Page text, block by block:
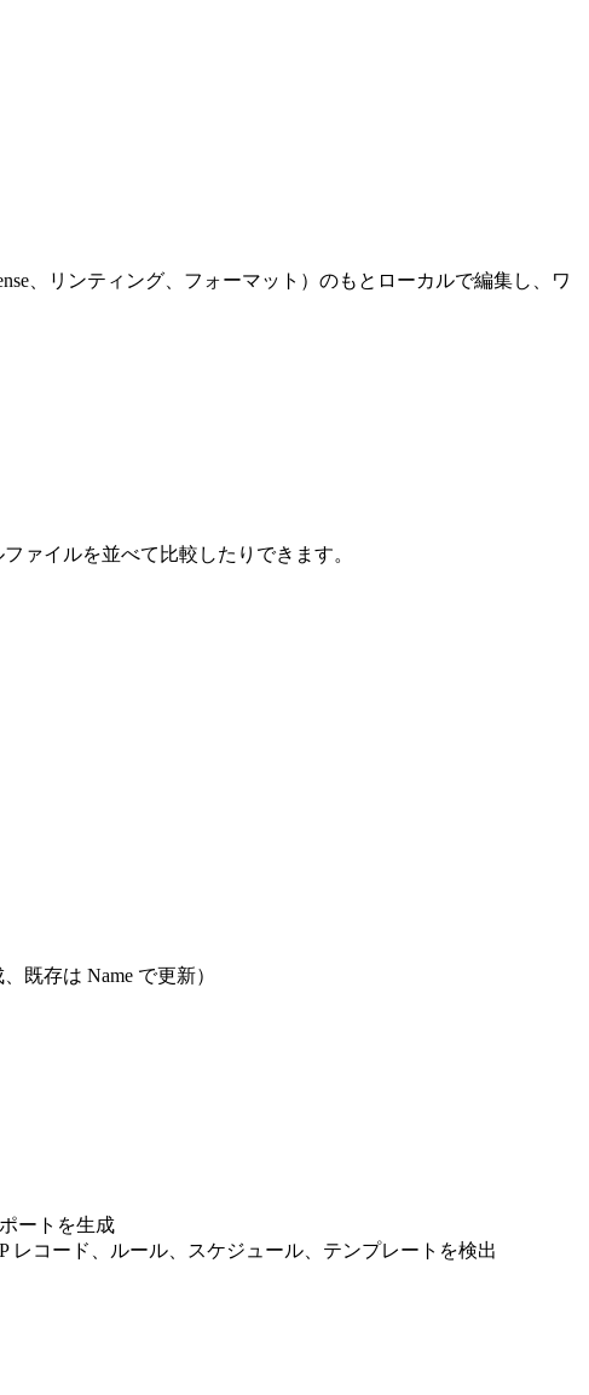
、リンティング、フォーマット）のもとローカルで編集し、ワ
ァイルを並べて比較したりできます。
既存は Name で更新）
ートを生成
レコード、ルール、スケジュール、テンプレートを検出